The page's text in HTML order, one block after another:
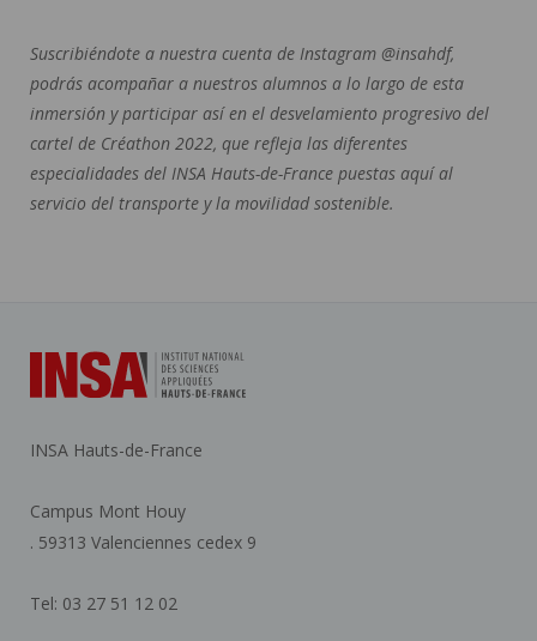
Suscribiéndote a nuestra cuenta de Instagram @insahdf,
podrás acompañar a nuestros alumnos a lo largo de esta
inmersión y participar así en el desvelamiento progresivo del
cartel de Créathon 2022, que refleja las diferentes
especialidades del INSA Hauts-de-France puestas aquí al
servicio del transporte y la movilidad sostenible.
INSA Hauts-de-France
Campus Mont Houy
. 59313 Valenciennes cedex 9
Tel: 03 27 51 12 02